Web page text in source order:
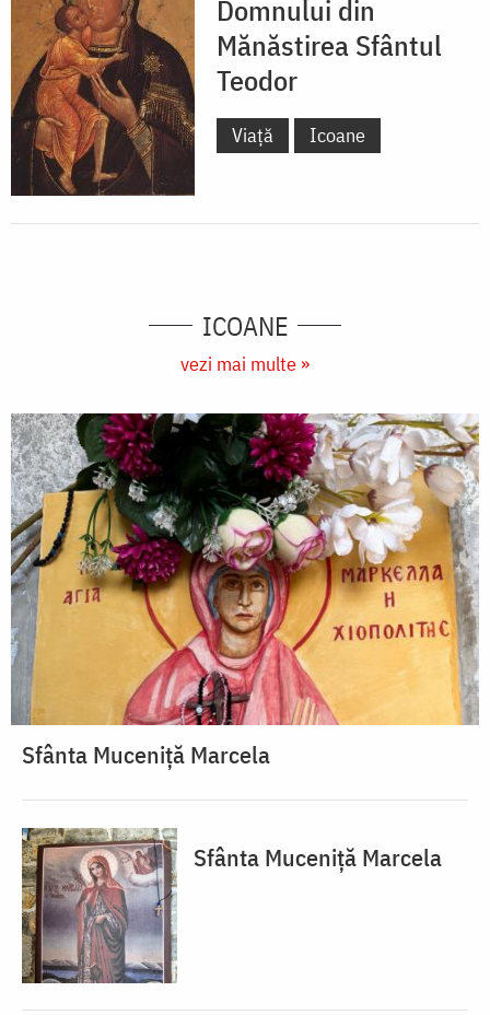
Domnului din
Mănăstirea Sfântul
Teodor
Viață Icoane
ICOANE
vezi mai multe »
Sfânta Muceniță Marcela
Sfânta Muceniță Marcela